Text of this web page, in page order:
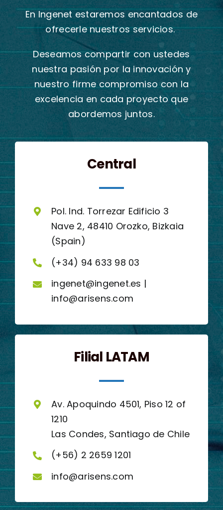
En Ingenet estaremos encantados de
ofrecerle nuestros servicios.
Deseamos compartir con ustedes
nuestra pasión por la innovación y
nuestro firme compromiso con la
excelencia en cada proyecto que
abordemos juntos.
Central
Pol. Ind. Torrezar Edificio 3
Nave 2, 48410 Orozko, Bizkaia
(Spain)
(+34) 94 633 98 03
ingenet@ingenet.es |
info@arisens.com
Filial LATAM
Av. Apoquindo 4501, Piso 12 of
1210
Las Condes, Santiago de Chile
(+56) 2 2659 1201
info@arisens.com